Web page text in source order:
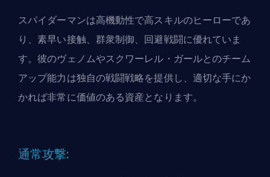
スパイダーマンは高機動性で高スキルのヒーローであ
り、素早い接触、群衆制御、回避戦闘に優れていま
す。彼のヴェノムやスクワーレル・ガールとのチーム
アップ能力は独自の戦闘戦略を提供し、適切な手にか
かれば非常に価値のある資産となります。
通常攻撃: